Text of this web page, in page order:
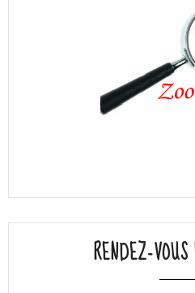
RENDEZ-